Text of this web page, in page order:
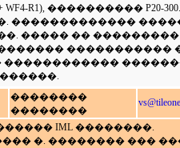
+ WF4-R1),
�������������
����� ��
�����������
��������
��������
IML ��������.
�. �������� ���